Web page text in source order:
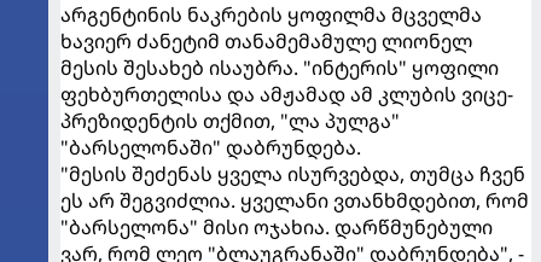
არგენტინის ნაკრების ყოფილმა მცველმა
ხავიერ ძანეტიმ თანამემამულე ლიონელ
მესის შესახებ ისაუბრა. "ინტერის" ყოფილი
ფეხბურთელისა და ამჟამად ამ კლუბის ვიცე-
პრეზიდენტის თქმით, "ლა პულგა"
"ბარსელონაში" დაბრუნდება.
"მესის შეძენას ყველა ისურვებდა, თუმცა ჩვენ
ეს არ შეგვიძლია. ყველანი ვთანხმდებით, რომ
"ბარსელონა" მისი ოჯახია. დარწმუნებული
ვარ, რომ ლეო "ბლაუგრანაში" დაბრუნდება", -